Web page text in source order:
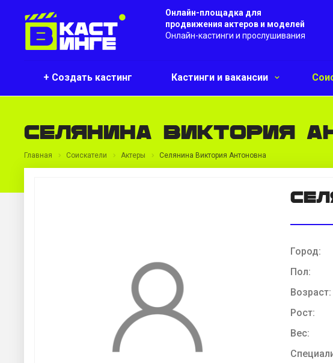
Онлайн-площадка для
продвижения актеров и моделей
Онлайн-кастинги и прослушивания
+ Создать кастинг Кастинги и вакансии
Селянина Виктория
Главная Соискатели Актеры Селянина Виктория Антоновна
Город:
Пол:
Возраст:
Рост:
Вес: